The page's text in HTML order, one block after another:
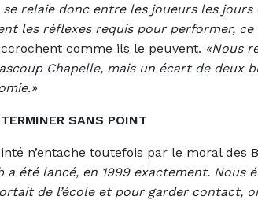
se relaie donc entre les joueurs les
les réflexes requis pour performer, ce
comme ils le peuvent. «Nous
Chapelle, mais un écart de deux
SANS POINT
n’entache toutefois par le moral des
a été lancé, en 1999 exactement. Nous
de l’école et pour garder contact,